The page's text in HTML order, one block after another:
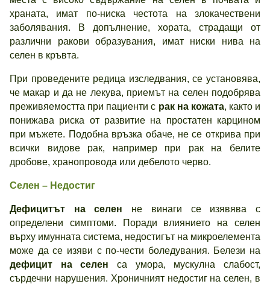
храната, имат по-ниска честота на злокачествени
заболявания. В допълнение, хората, страдащи от
различни ракови образувания, имат ниски нива на
селен в кръвта.
При проведените редица изследвания, се установява,
че макар и да не лекува, приемът на селен подобрява
преживяемостта при пациенти с рак на кожата, както и
понижава риска от развитие на простатен карцином
при мъжете. Подобна връзка обаче, не се открива при
всички видове рак, например при рак на белите
дробове, хранопровода или дебелото черво.
Селен – Недостиг
Дефицитът на селен не винаги се изявява с
определени симптоми. Поради влиянието на селен
върху имунната система, недостигът на микроелемента
може да се изяви с по-чести боледувания. Белези на
дефицит на селен са умора, мускулна слабост,
сърдечни нарушения. Хроничният недостиг на селен, в